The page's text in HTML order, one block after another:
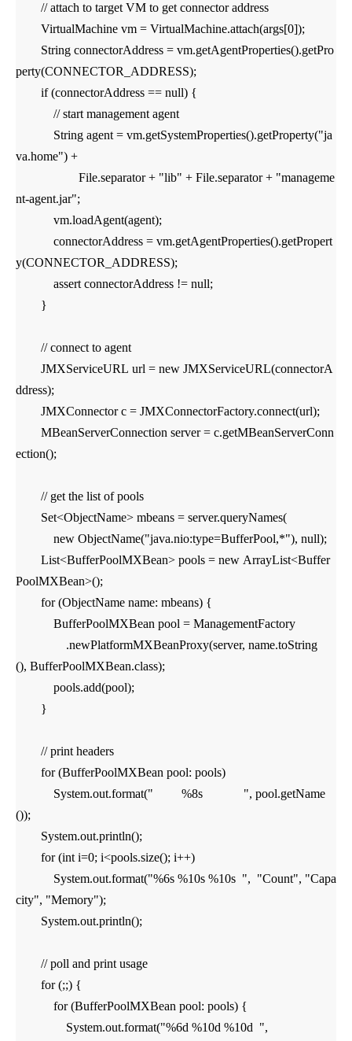
// attach to target VM to get connector address
VirtualMachine vm = VirtualMachine.attach(args[0]);
String connectorAddress = vm.getAgentProperties().getPro
perty(CONNECTOR_ADDRESS);
if (connectorAddress == null) {
// start management agent
String agent = vm.getSystemProperties().getProperty("ja
va.home") +
File.separator + "lib" + File.separator + "manageme
nt-agent.jar";
vm.loadAgent(agent);
connectorAddress = vm.getAgentProperties().getPropert
y(CONNECTOR_ADDRESS);
assert connectorAddress != null;
}
// connect to agent
JMXServiceURL url = new JMXServiceURL(connectorA
ddress);
JMXConnector c = JMXConnectorFactory.connect(url);
MBeanServerConnection server = c.getMBeanServerConn
ection();
// get the list of pools
Set<ObjectName> mbeans = server.queryNames(
new ObjectName("java.nio:type=BufferPool,*"), null);
List<BufferPoolMXBean> pools = new ArrayList<Buffer
PoolMXBean>();
for (ObjectName name: mbeans) {
BufferPoolMXBean pool = ManagementFactory
.newPlatformMXBeanProxy(server, name.toString
(), BufferPoolMXBean.class);
pools.add(pool);
}
// print headers
for (BufferPoolMXBean pool: pools)
System.out.format(" %8s ", pool.getName
());
System.out.println();
for (int i=0; i<pools.size(); i++)
System.out.format("%6s %10s %10s ", "Count", "Capa
city", "Memory");
System.out.println();
// poll and print usage
for (;;) {
for (BufferPoolMXBean pool: pools) {
System.out.format("%6d %10d %10d ",